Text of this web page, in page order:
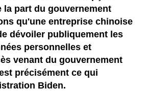
la part du gouvernement
qu'une entreprise chinoise
dévoiler publiquement les
personnelles et
venant du gouvernement
précisément ce qui
Biden.